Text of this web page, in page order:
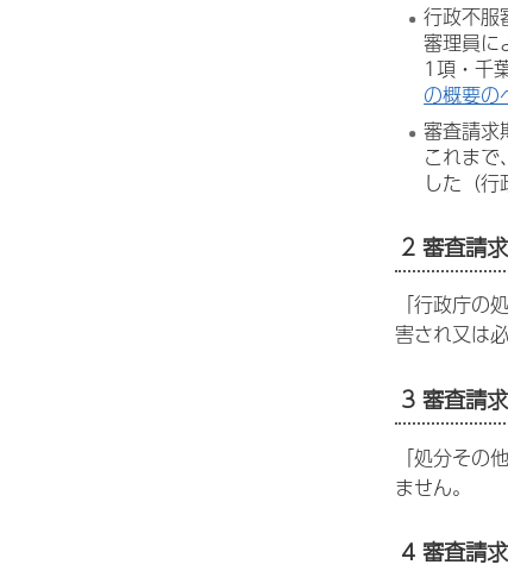
行政不服
審理員に
1項・千
の概要の
審査請求
これま
した（行
2 審査請
「行政庁
害され又は
3 審査請
「処分そ
ません。
4 審査請